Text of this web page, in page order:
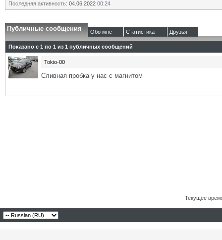
Последняя активность: 04.06.2022 00:24
Публичные сообщения Обо мне Статистика Друзья
Показано с 1 по 1 из 1 публичных сообщений
Tokio-00
Сливная пробка у нас с магнитом
Текущее